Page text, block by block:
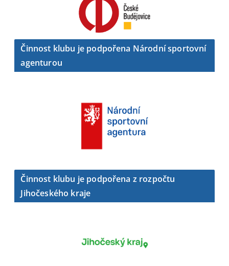
Činnost klubu je podpořena Národní sportovní
agenturou
Činnost klubu je podpořena z rozpočtu
Jihočeského kraje